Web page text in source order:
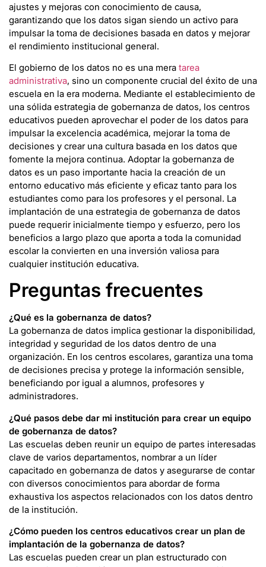
ajustes y mejoras con conocimiento de causa,
garantizando que los datos sigan siendo un activo para
impulsar la toma de decisiones basada en datos y mejorar
el rendimiento institucional general.
El gobierno de los datos no es una mera tarea
administrativa, sino un componente crucial del éxito de una
escuela en la era moderna. Mediante el establecimiento de
una sólida estrategia de gobernanza de datos, los centros
educativos pueden aprovechar el poder de los datos para
impulsar la excelencia académica, mejorar la toma de
decisiones y crear una cultura basada en los datos que
fomente la mejora continua. Adoptar la gobernanza de
datos es un paso importante hacia la creación de un
entorno educativo más eficiente y eficaz tanto para los
estudiantes como para los profesores y el personal. La
implantación de una estrategia de gobernanza de datos
puede requerir inicialmente tiempo y esfuerzo, pero los
beneficios a largo plazo que aporta a toda la comunidad
escolar la convierten en una inversión valiosa para
cualquier institución educativa.
Preguntas frecuentes
¿Qué es la gobernanza de datos?
La gobernanza de datos implica gestionar la disponibilidad,
integridad y seguridad de los datos dentro de una
organización. En los centros escolares, garantiza una toma
de decisiones precisa y protege la información sensible,
beneficiando por igual a alumnos, profesores y
administradores.
¿Qué pasos debe dar mi institución para crear un equipo
de gobernanza de datos?
Las escuelas deben reunir un equipo de partes interesadas
clave de varios departamentos, nombrar a un líder
capacitado en gobernanza de datos y asegurarse de contar
con diversos conocimientos para abordar de forma
exhaustiva los aspectos relacionados con los datos dentro
de la institución.
¿Cómo pueden los centros educativos crear un plan de
implantación de la gobernanza de datos?
Las escuelas pueden crear un plan estructurado con